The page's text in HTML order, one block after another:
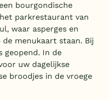
bourgondische
parkrestaurant van
waar asperges en
menukaart staan. Bij
geopend. In de
uw dagelijkse
broodjes in de vroege